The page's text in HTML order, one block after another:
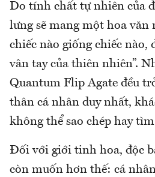
Do tính chất tự nhiên của
lưng sẽ mang một hoa văn
chiếc nào giống chiếc nào,
vân tay của thiên nhiên”.
Quantum Flip Agate đều
thân cá nhân duy nhất,
không thể sao chép hay
Đối với giới tinh hoa, độc
còn muốn hơn thế: cá